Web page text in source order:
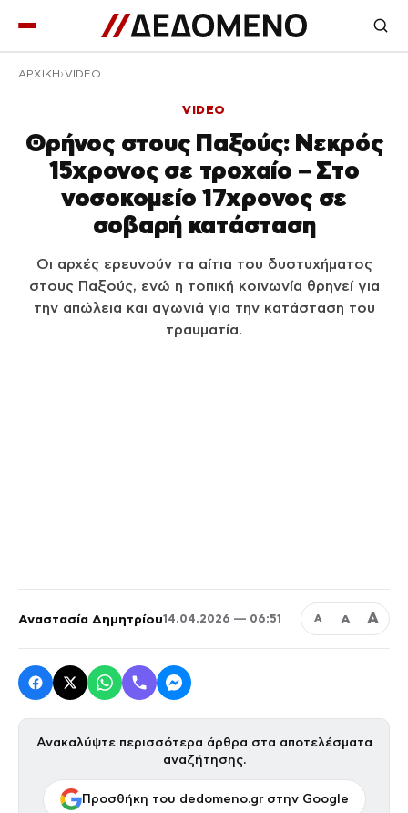
ΑΡΧΙΚΉ VIDEO
VIDEO
Θρήνος στους Παξούς: Νεκρός
15χρονος σε τροχαίο – Στο
νοσοκομείο 17χρονος σε
σοβαρή κατάσταση
Οι αρχές ερευνούν τα αίτια του δυστυχήματος
στους Παξούς, ενώ η τοπική κοινωνία θρηνεί για
την απώλεια και αγωνιά για την κατάσταση του
τραυματία.
Αναστασία Δημητρίου14.04.2026 — 06:51 Α Α Α
Ανακαλύψτε περισσότερα άρθρα στα αποτελέσματα
αναζήτησης.
Προσθήκη του dedomeno.gr στην Google